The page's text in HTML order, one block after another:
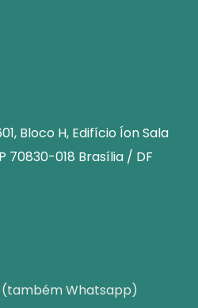
Bloco H, Edifício Íon Sala
70830-018 Brasília / DF
(também Whatsapp)